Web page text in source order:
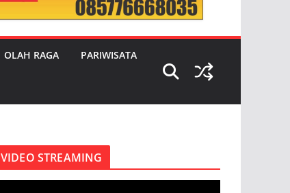
OLAH RAGA PARIWISATA
VIDEO STREAMING